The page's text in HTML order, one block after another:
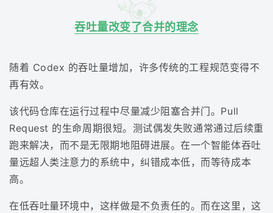
吞吐量改变了合并的理念
随着 Codex 的吞吐量增加，许多传统的工程规范变得不
再有效。
该代码仓库在运行过程中尽量减少阻塞合并门。Pull
Request 的生命周期很短。测试偶发失败通常通过后续重
跑来解决，而不是无限期地阻碍进展。在一个智能体吞吐
量远超人类注意力的系统中，纠错成本低，而等待成本
高。
在低吞吐量环境中，这样做是不负责任的。而在这里，这